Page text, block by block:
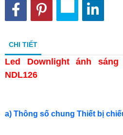
CHI TIẾT
Led Downlight ánh
NDL126
a) Thông số chung Thiết bị